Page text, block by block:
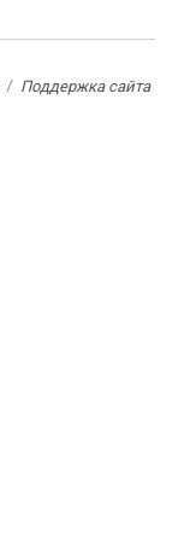
Поддержка сайта